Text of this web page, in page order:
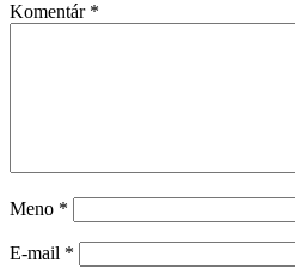
Komentár *
Meno *
E-mail *